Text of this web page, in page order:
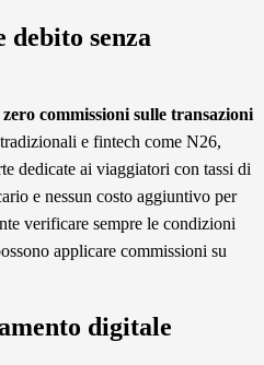
debito senza
zero commissioni sulle transazioni
e fintech come N26,
dedicate ai viaggiatori con tassi di
e nessun costo aggiuntivo per
verificare sempre le condizioni
applicare commissioni su
digitale